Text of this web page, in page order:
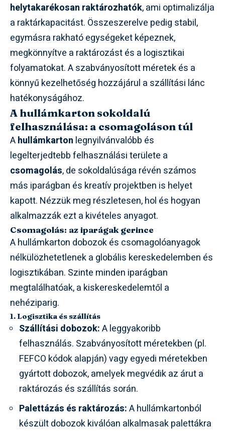
helytakarékosan raktározhatók, ami optimalizálja
a raktárkapacitást. Összeszerelve pedig stabil,
egymásra rakható egységeket képeznek,
megkönnyítve a raktározást és a logisztikai
folyamatokat. A szabványosított méretek és a
könnyű kezelhetőség hozzájárul a szállítási lánc
hatékonyságához.
A hullámkarton sokoldalú
felhasználása: a csomagoláson túl
Ahullámkarton legnyilvánvalóbb és
legelterjedtebb felhasználási területe a
csomagolás, de sokoldalúsága révén számos
más iparágban és kreatív projektben is helyet
kapott. Nézzük meg részletesen, hol és hogyan
alkalmazzák ezt a kivételes anyagot.
Csomagolás: az iparágak gerince
A hullámkarton dobozok és csomagolóanyagok
nélkülözhetetlenek a globális kereskedelemben és
logisztikában. Szinte minden iparágban
megtalálhatóak, a kiskereskedelemtől a
nehéziparig.
1. Logisztika és szállítás
Szállítási dobozok:A leggyakoribb
felhasználás. Szabványosított méretekben (pl.
FEFCO kódok alapján) vagy egyedi méretekben
gyártott dobozok, amelyek megvédik az árut a
raktározás és szállítás során.
Palettázás és raktározás:A hullámkartonból
készült dobozok kiválóan alkalmasak palettákra